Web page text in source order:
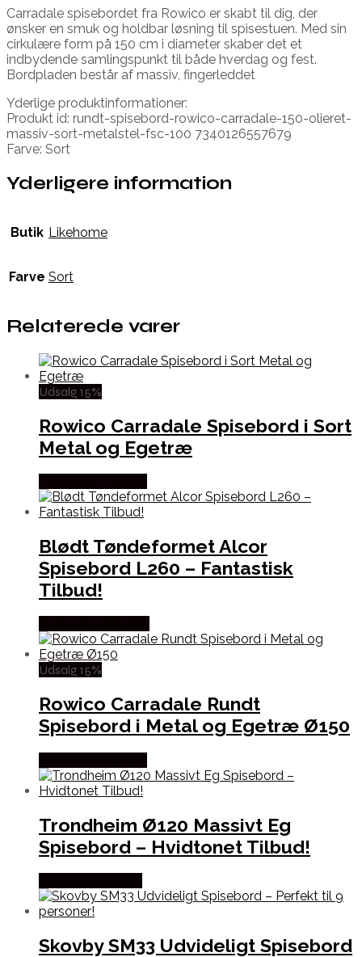
Carradale spisebordet fra Rowico er skabt til dig, der
ønsker en smuk og holdbar løsning til spisestuen. Med sin
cirkulære form på 150 cm i diameter skaber det et
indbydende samlingspunkt til både hverdag og fest.
Bordpladen består af massiv, fingerleddet
Yderlige produktinformationer:
Produkt id: rundt-spisebord-rowico-carradale-150-olieret-
massiv-sort-metalstel-fsc-100 7340126557679
Farve: Sort
Yderligere information
Butik Likehome
Farve Sort
Relaterede varer
Udsalg 15%
Rowico Carradale Spisebord i Sort
Metal og Egetræ
Blødt Tøndeformet Alcor
Spisebord L260 – Fantastisk
Tilbud!
Udsalg 15%
Rowico Carradale Rundt
Spisebord i Metal og Egetræ Ø150
Trondheim Ø120 Massivt Eg
Spisebord – Hvidtonet Tilbud!
Skovby SM33 Udvideligt Spisebord